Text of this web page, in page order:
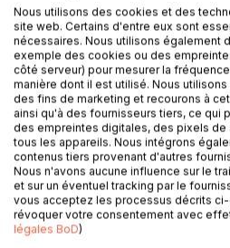
AJOUTER AU
Ajouter à ma liste d'envies
Laisser un avis
DESCRIPTION
Nous utilisons des cookies et des
site web. Certains d'entre eux sont
nécessaires. Nous utilisons également
exemple des cookies ou des
côté serveur) pour mesurer la
manière dont il est utilisé. Nous
des fins de marketing et recourons à
ainsi qu'à des fournisseurs tiers, ce qui
des empreintes digitales, des pixels de
tous les appareils. Nous intégrons
contenus tiers provenant d'autres
Nous n'avons aucune influence sur le
et sur un éventuel tracking par le
vous acceptez les processus décrits
révoquer votre consentement avec
légales BoD)